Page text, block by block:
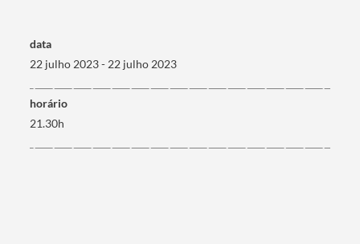
Termo de Pesquisa
data
22 julho 2023 - 22 julho 2023
horário
21.30h